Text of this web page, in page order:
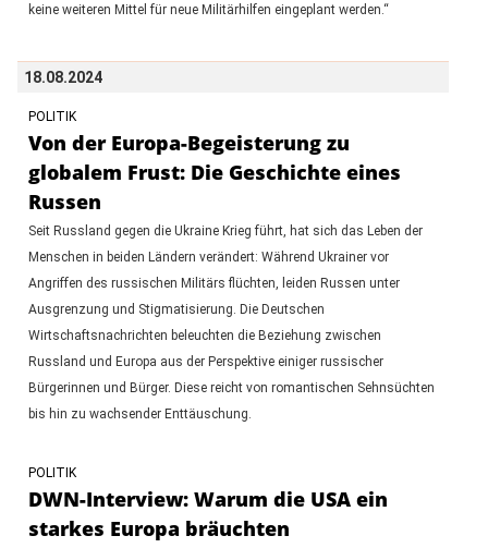
keine weiteren Mittel für neue Militärhilfen eingeplant werden.“
18.08.2024
POLITIK
Von der Europa-Begeisterung zu
globalem Frust: Die Geschichte eines
Russen
Seit Russland gegen die Ukraine Krieg führt, hat sich das Leben der
Menschen in beiden Ländern verändert: Während Ukrainer vor
Angriffen des russischen Militärs flüchten, leiden Russen unter
Ausgrenzung und Stigmatisierung. Die Deutschen
Wirtschaftsnachrichten beleuchten die Beziehung zwischen
Russland und Europa aus der Perspektive einiger russischer
Bürgerinnen und Bürger. Diese reicht von romantischen Sehnsüchten
bis hin zu wachsender Enttäuschung.
POLITIK
DWN-Interview: Warum die USA ein
starkes Europa bräuchten